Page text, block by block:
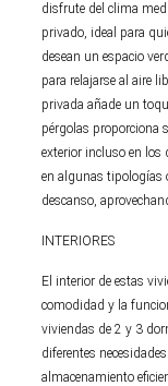
disfrute del clima
privado, ideal para
desean un espacio
para relajarse al aire
privada añade un
pérgolas proporciona
exterior incluso en
en algunas tipologías
descanso,
INTERIORES
El interior de estas
comodidad y la
viviendas de 2 y 3
diferentes
almacenamiento